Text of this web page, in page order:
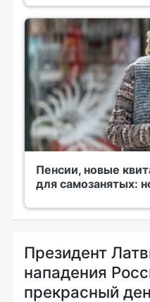
Пенсии, новые
для самозанятых:
Президент
нападения
прекрасный